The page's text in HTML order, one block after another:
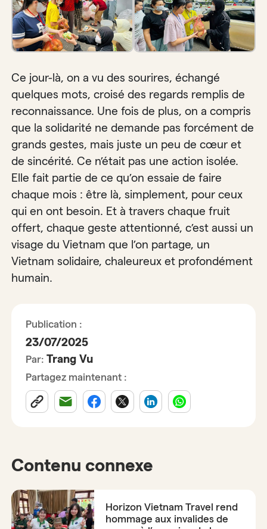
Ce jour-là, on a vu des sourires, échangé
quelques mots, croisé des regards remplis de
reconnaissance. Une fois de plus, on a compris
que la solidarité ne demande pas forcément de
grands gestes, mais juste un peu de cœur et
de sincérité. Ce n’était pas une action isolée.
Elle fait partie de ce qu’on essaie de faire
chaque mois : être là, simplement, pour ceux
qui en ont besoin. Et à travers chaque fruit
offert, chaque geste attentionné, c’est aussi un
visage du Vietnam que l’on partage, un
Vietnam solidaire, chaleureux et profondément
humain.
Publication :
23/07/2025
Par: Trang Vu
Partagez maintenant :
Contenu connexe
Horizon Vietnam Travel rend
hommage aux invalides de